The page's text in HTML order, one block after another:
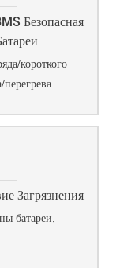
Безопасная
короткого
Загрязнения
батареи,